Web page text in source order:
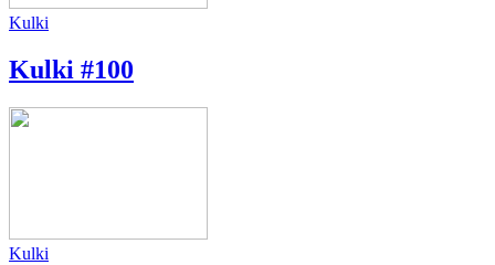
Kulki
Kulki #100
Kulki